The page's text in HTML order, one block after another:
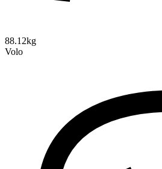
88.12kg
Volo